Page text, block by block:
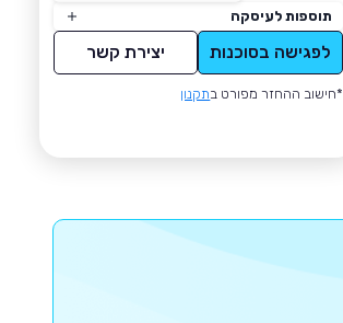
תוספות לעיסקה
לפגישה בסוכנות יצירת קשר
*חישוב ההחזר מפורט בתקנון